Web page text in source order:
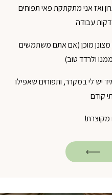
ואז אני מתקתקת פאי תפוחים
עבודה
מוכן (אם אתם משתמשים
ולרדד טוב)
יש לי במקרר, ותפוחים שאפילו
קודם